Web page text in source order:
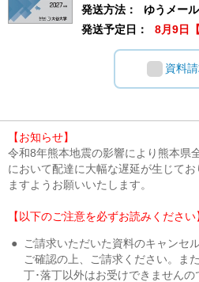
発送方法：
ゆうメール
発送予定日：
8月9日
資料
【お知らせ】
令和8年熊本地震の影響により熊本県
において配達に大幅な遅延が生じて
ますようお願いいたします。
【以下のご注意を必ずお読みください
●
ご請求いただいた資料のキャンセ
ご確認の上、ご請求ください。ま
丁･落丁以外はお受けできませんの